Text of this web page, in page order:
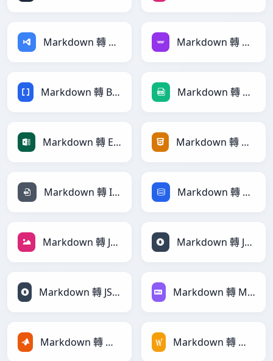
Markdown 轉 ASP Markdown 轉 Avro
Markdown 轉 BBCode Markdown 轉 CSV
Markdown 轉 Excel Markdown 轉 HTML
Markdown 轉 INI Markdown 轉 SQL
Markdown 轉 JPEG Markdown 轉 JSON
Markdown 轉 JSONLines Markdown 轉 Markdown
Markdown 轉 MATLAB Markdown 轉 MediaWiki